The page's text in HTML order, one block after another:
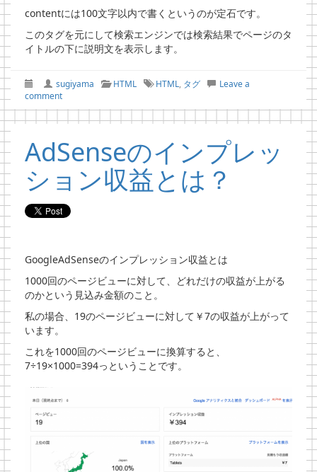
contentには100文字以内で書くというのが定石です。
このタグを元にして検索エンジンでは検索結果でページのタ
イトルの下に説明文を表示します。
sugiyama HTML HTML, タグ
Leave a
comment
AdSenseのインプレッ
ション収益とは？
GoogleAdSenseのインプレッション収益とは
1000回のページビューに対して、どれだけの収益が上がる
のかという見込み金額のこと。
私の場合、19のページビューに対して￥7の収益が上がって
います。
これを1000回のページビューに換算すると、
7÷19×1000=394っということです。